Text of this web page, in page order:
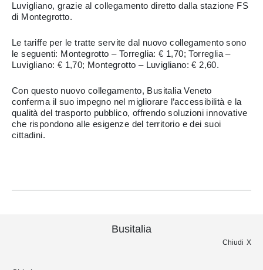
Luvigliano, grazie al collegamento diretto dalla stazione FS
di Montegrotto.
Le tariffe per le tratte servite dal nuovo collegamento sono
le seguenti: Montegrotto – Torreglia: € 1,70; Torreglia –
Luvigliano: € 1,70; Montegrotto – Luvigliano: € 2,60.
Con questo nuovo collegamento, Busitalia Veneto
conferma il suo impegno nel migliorare l’accessibilità e la
qualità del trasporto pubblico, offrendo soluzioni innovative
che rispondono alle esigenze del territorio e dei suoi
cittadini.
Busitalia
Chiudi